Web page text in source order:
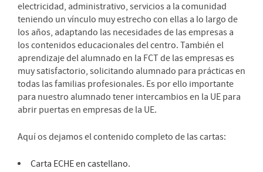
electricidad, administrativo, servicios a la comunidad
teniendo un vínculo muy estrecho con ellas a lo largo de
los años, adaptando las necesidades de las empresas a
los contenidos educacionales del centro. También el
aprendizaje del alumnado en la FCT de las empresas es
muy satisfactorio, solicitando alumnado para prácticas en
todas las familias profesionales. Es por ello importante
para nuestro alumnado tener intercambios en la UE para
abrir puertas en empresas de la UE.
Aquí os dejamos el contenido completo de las cartas:
Carta ECHE en castellano.